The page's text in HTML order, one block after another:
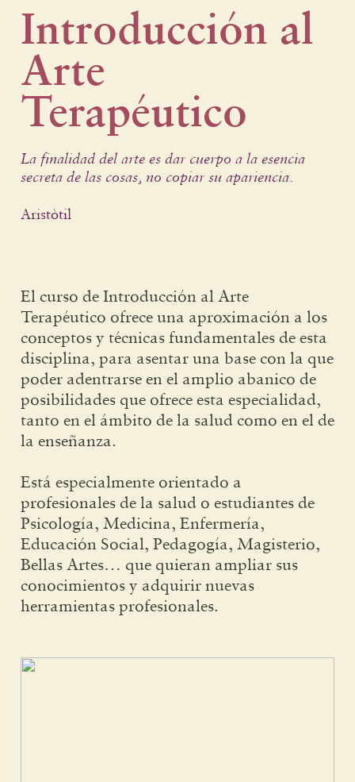
Introducción al
Arte
Terapéutico
La finalidad del arte es dar cuerpo a la esencia
secreta de las cosas, no copiar su apariencia.
Aristòtil
El curso de Introducción al Arte
Terapéutico ofrece una aproximación a los
conceptos y técnicas fundamentales de esta
disciplina, para asentar una base con la que
poder adentrarse en el amplio abanico de
posibilidades que ofrece esta especialidad,
tanto en el ámbito de la salud como en el de
la enseñanza.
Está especialmente orientado a
profesionales de la salud o estudiantes de
Psicología, Medicina, Enfermería,
Educación Social, Pedagogía, Magisterio,
Bellas Artes… que quieran ampliar sus
conocimientos y adquirir nuevas
herramientas profesionales.